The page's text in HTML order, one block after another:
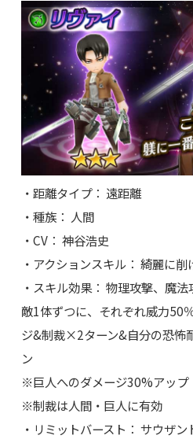
・距離タイプ： 遠距離
・種族： 人間
・CV： 神谷浩史
・アクションスキル： 綺麗に
・スキル効果： 物理攻撃、魔
敵1体ずつに、それぞれ威力50
ジ&制裁×2ターン&自分の恐
ン
※巨人へのダメージ30%アップ
※制裁は人間・巨人に有効
・リミットバースト： サウザ